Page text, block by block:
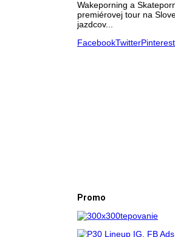
Wakeporning a
premiérovej tour na
jazdcov...
FacebookTwitterPinterest
Promo